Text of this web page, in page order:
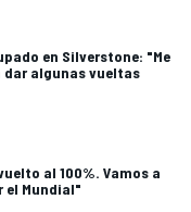
en Silverstone: "Me
dar algunas vueltas
al 100%. Vamos a
el Mundial"